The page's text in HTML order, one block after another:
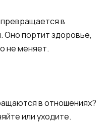
в
Оно портит здоровье,
не меняет.
в отношениях?
или уходите.